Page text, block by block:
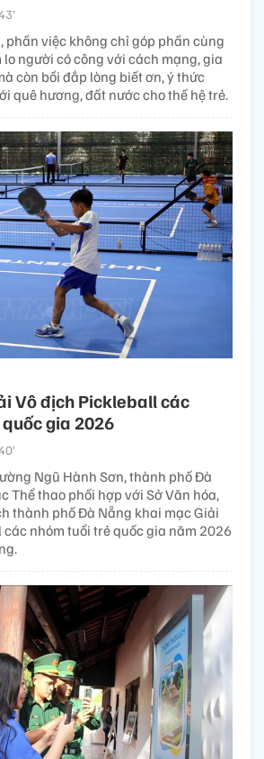
phần việc không chỉ góp phần cùng
người có công với cách mạng, gia
còn bồi đắp lòng biết ơn, ý thức
quê hương, đất nước cho thế hệ trẻ.
Vô địch Pickleball các
gia 2026
Ngũ Hành Sơn, thành phố Đà
Thể thao phối hợp với Sở Văn hóa,
thành phố Đà Nẵng khai mạc Giải
nhóm tuổi trẻ quốc gia năm 2026